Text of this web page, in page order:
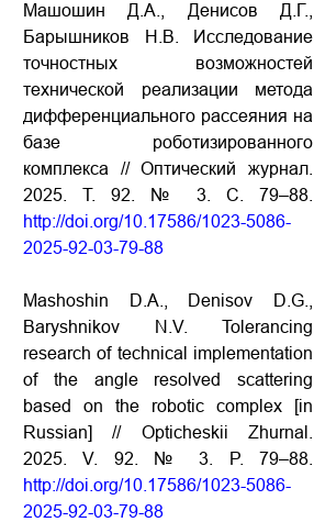
Машошин Д.А., Денисов Д.Г.,
Барышников Н.В. Исследование
точностных возможностей
технической реализации метода
дифференциального рассеяния на
базе роботизированного
комплекса // Оптический журнал.
2025. Т. 92. № 3. С. 79–88.
http://doi.org/10.17586/1023-5086-
2025-92-03-79-88
Mashoshin D.A., Denisov D.G.,
Baryshnikov N.V. Tolerancing
research of technical implementation
of the angle resolved scattering
based on the robotic complex [in
Russian] // Opticheskii Zhurnal.
2025. V. 92. № 3. P. 79–88.
http://doi.org/10.17586/1023-5086-
2025-92-03-79-88